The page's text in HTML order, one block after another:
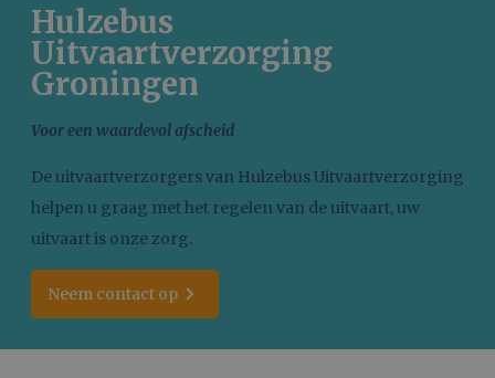
Hulzebus
Uitvaartverzorging
Groningen
Voor een waardevol afscheid
De uitvaartverzorgers van Hulzebus Uitvaartverzorging
helpen u graag met het regelen van de uitvaart, uw
uitvaart is onze zorg.
Neem contact op